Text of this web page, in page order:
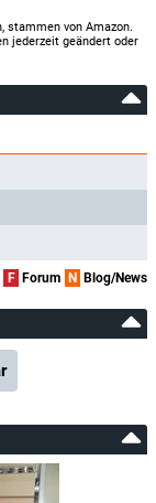
von Amazon.
jederzeit geändert oder
F Forum N Blog/News